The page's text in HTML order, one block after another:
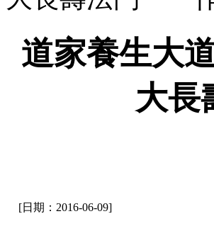
道家養生大
大
[日期：2016-06-09]